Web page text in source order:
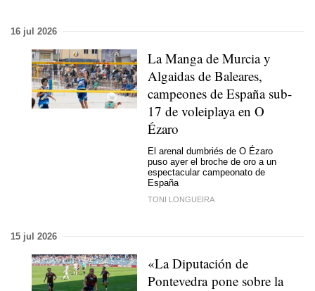
16 jul 2026
La Manga de Murcia y
Algaidas de Baleares,
campeones de España sub-
17 de voleiplaya en O
Ézaro
El arenal dumbriés de O Ézaro
puso ayer el broche de oro a un
espectacular campeonato de
España
TONI LONGUEIRA
15 jul 2026
«La Diputación de
Pontevedra pone sobre la